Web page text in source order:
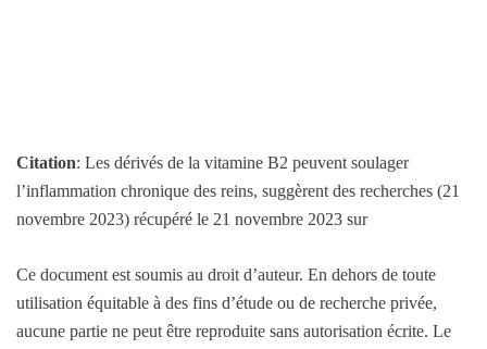
Citation: Les dérivés de la vitamine B2 peuvent soulager
l’inflammation chronique des reins, suggèrent des recherches (21
novembre 2023) récupéré le 21 novembre 2023 sur
Ce document est soumis au droit d’auteur. En dehors de toute
utilisation équitable à des fins d’étude ou de recherche privée,
aucune partie ne peut être reproduite sans autorisation écrite. Le